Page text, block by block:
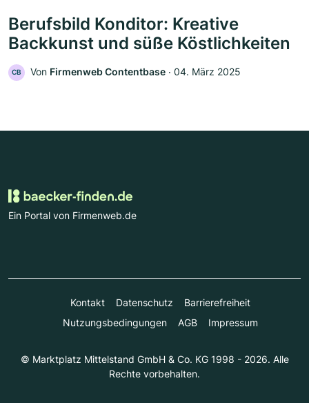
Berufsbild Konditor: Kreative
Backkunst und süße Köstlichkeiten
CB Von Firmenweb Contentbase ‧ 04. März 2025
Ein Portal von Firmenweb.de
Kontakt Datenschutz
Barrierefreiheit
Nutzungsbedingungen
AGB Impressum
© Marktplatz Mittelstand GmbH & Co. KG 1998 - 2026. Alle
Rechte vorbehalten.